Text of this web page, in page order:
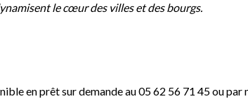
le cœur des villes et des bourgs.
en prêt sur demande au 05 62 56 71 45 ou par